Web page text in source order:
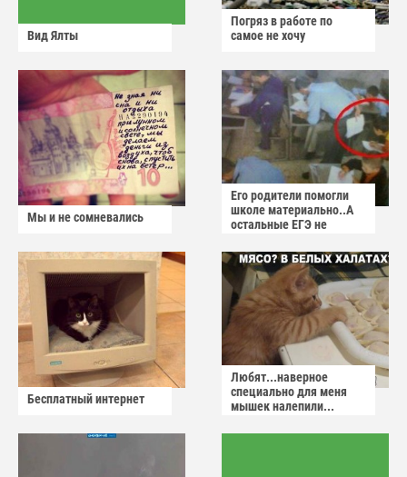
Вид Ялты
Погряз в работе по
самое не хочу
Мы и не сомневались
Его родители помогли
школе материально..А
остальные ЕГЭ не
Бесплатный интернет
Любят...наверное
специально для меня
мышек налепили...